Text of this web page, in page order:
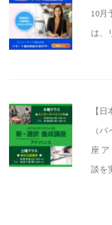
10月
は、
【
（
座
談を